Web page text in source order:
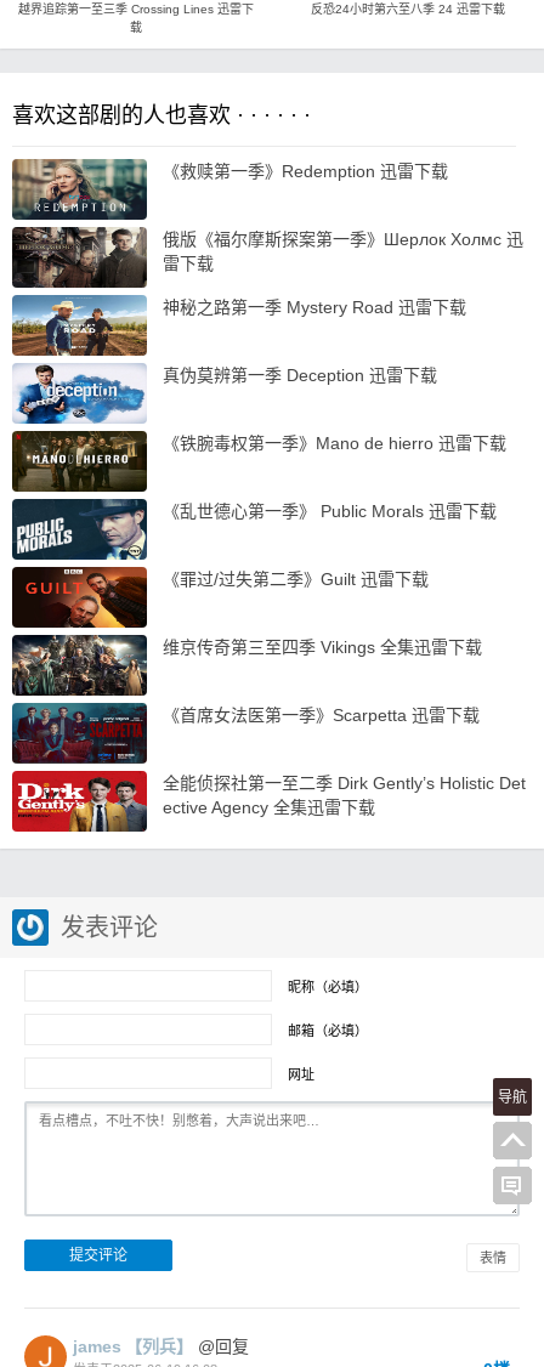
越界追踪第一至三季 Crossing Lines 迅雷下
载
反恐24小时第六至八季 24 迅雷下载
喜欢这部剧的人也喜欢 · · · · · ·
《救赎第一季》Redemption 迅雷下载
俄版《福尔摩斯探案第一季》Шерлок Холмс 迅
雷下载
神秘之路第一季 Mystery Road 迅雷下载
真伪莫辨第一季 Deception 迅雷下载
《铁腕毒权第一季》Mano de hierro 迅雷下载
《乱世德心第一季》 Public Morals 迅雷下载
《罪过/过失第二季》Guilt 迅雷下载
维京传奇第三至四季 Vikings 全集迅雷下载
《首席女法医第一季》Scarpetta 迅雷下载
全能侦探社第一至二季 Dirk Gently’s Holistic Det
ective Agency 全集迅雷下载
发表评论
昵称（必填）
邮箱（必填）
网址
表情
james 【列兵】 @回复
导航